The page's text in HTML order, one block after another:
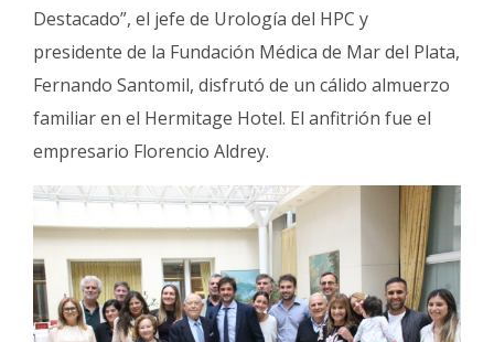
Destacado”, el jefe de Urología del HPC y
presidente de la Fundación Médica de Mar del Plata,
Fernando Santomil, disfrutó de un cálido almuerzo
familiar en el Hermitage Hotel. El anfitrión fue el
empresario Florencio Aldrey.